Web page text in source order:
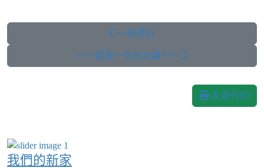
一袋寶石
～～愛是一生的功課～～
友善列印
我們的新家